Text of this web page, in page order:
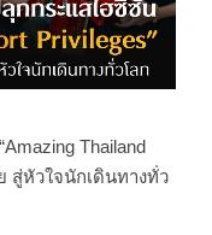
Thailand
สู่หัวใจนักเดินทางทั่ว